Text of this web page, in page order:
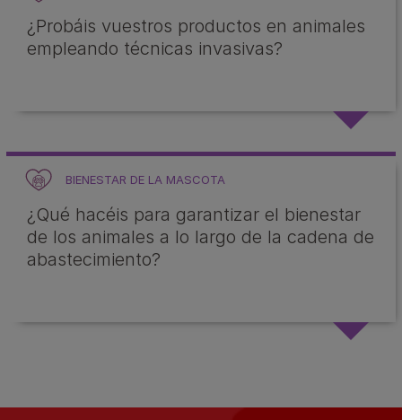
¿Probáis vuestros productos en animales
empleando técnicas invasivas?
BIENESTAR DE LA MASCOTA
¿Qué hacéis para garantizar el bienestar
de los animales a lo largo de la cadena de
abastecimiento?